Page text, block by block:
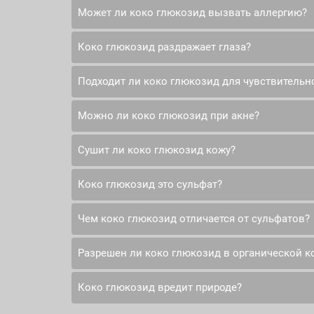
Абсолютно безопасен. Экспертная
Может ли коко глюкозид вызвать аллергию?
Риск аллергии минимален. Исследования
Коко глюкозид раздражает глаза?
Нет, он не раздражает глаза в разумных
Подходит ли коко глюкозид для
Да, идеально подходит. Благодаря
Можно ли коко глюкозид при акне?
Да, можно и даже рекомендуется. Он
Сушит ли коко глюкозид кожу?
Нет, не сушит. Это его главное
Коко глюкозид это сульфат?
Нет, это не сульфат. Коко глюкозид
Чем коко глюкозид отличается от сульфатов?
Главное отличие - в мягкости действия.
Разрешен ли коко глюкозид в органической
Да, он широко используется в
Коко глюкозид вредит природе?